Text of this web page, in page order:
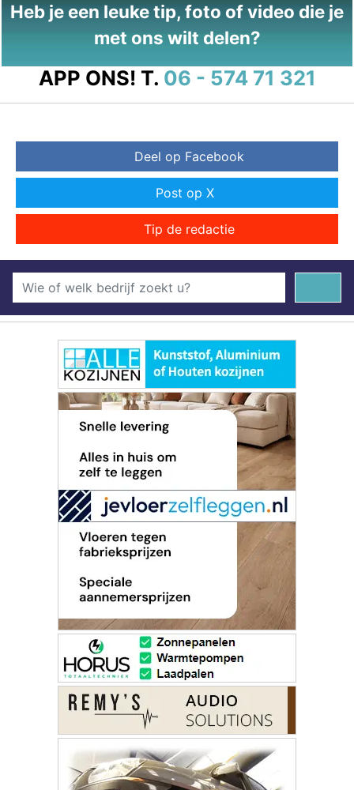
Heb je een leuke tip, foto of video die je
met ons wilt delen?
APP ONS! T. 06 - 574 71 321
Deel op Facebook
Post op X
Tip de redactie